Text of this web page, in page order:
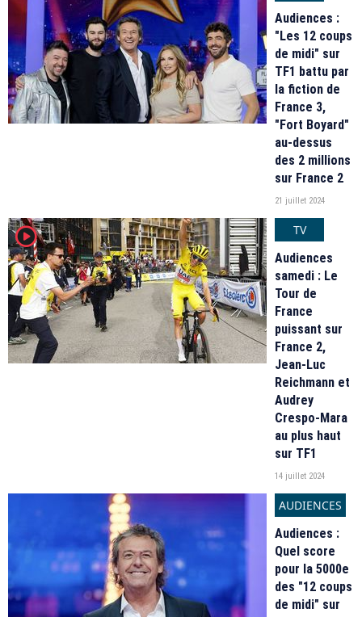
Audiences :
"Les 12 coups
de midi" sur
TF1 battu par
la fiction de
France 3,
"Fort Boyard"
au-dessus
des 2 millions
sur France 2
21 juillet 2024
player2
TV
Audiences
samedi : Le
Tour de
France
puissant sur
France 2,
Jean-Luc
Reichmann et
Audrey
Crespo-Mara
au plus haut
sur TF1
14 juillet 2024
AUDIENCES
Audiences :
Quel score
pour la 5000e
des "12 coups
de midi" sur